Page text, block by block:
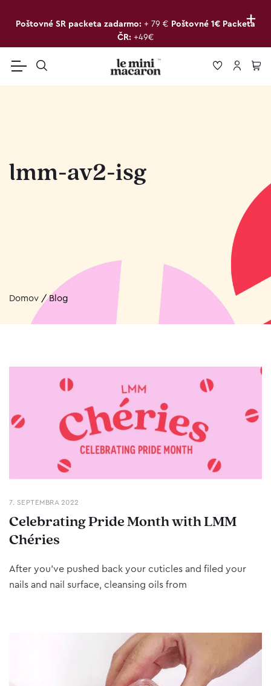
+
Poštovné SR packeta zadarmo: + 79 € Poštovné 1€ Packeta
ČR: +49€
lmm-av2-isg
Domov /Blog
7. SEPTEMBRA 2022
Celebrating Pride Month with LMM
Chéries
After you’ve pushed back your cuticles and filed your
nails and nail surface, cleansing oils from